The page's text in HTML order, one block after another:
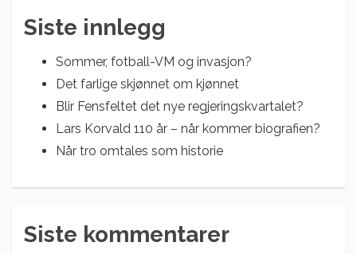
Siste innlegg
Sommer, fotball-VM og invasjon?
Det farlige skjønnet om kjønnet
Blir Fensfeltet det nye regjeringskvartalet?
Lars Korvald 110 år – når kommer biografien?
Når tro omtales som historie
Siste kommentarer